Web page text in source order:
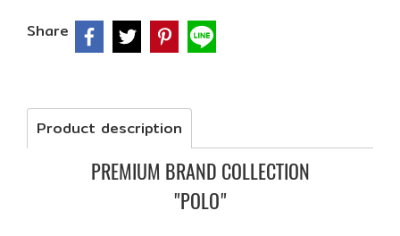
Share
Product description
PREMIUM BRAND COLLECTION
"POLO"